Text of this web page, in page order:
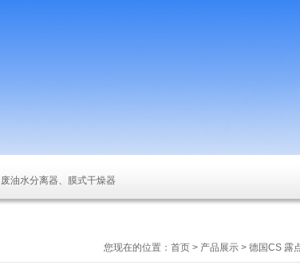
油水分离器、膜式干燥器
您现在的位置： 首页 > 产品展示 > 德国CS 露